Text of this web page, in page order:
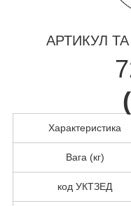
АРТИКУЛ
(
Характеристика
Вага (кг)
код УКТЗЕД